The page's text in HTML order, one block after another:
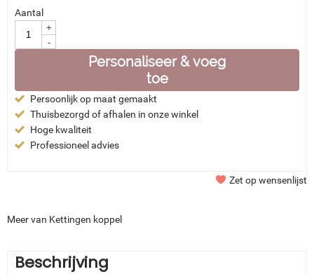
Aantal
+
-
Personaliseer & voeg
toe
Persoonlijk op maat gemaakt
Thuisbezorgd of afhalen in onze winkel
Hoge kwaliteit
Professioneel advies
Zet op wensenlijst
Meer van Kettingen koppel
Beschrijving